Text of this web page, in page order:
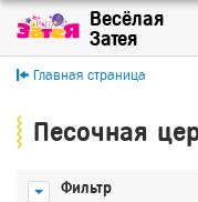
Главная страница
Песочная
Фильтр